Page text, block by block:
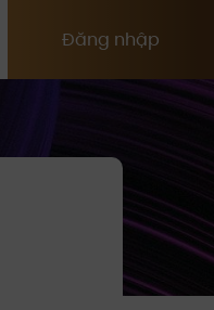
Đăng nhập